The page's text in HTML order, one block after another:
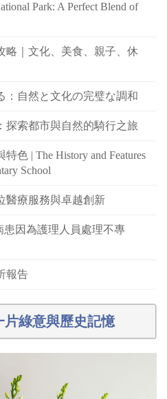
Park: A Perfect Blend of
略｜文化、美食、親子、休
：自然と文化の完璧な調和
探索都市與自然的騎行之旅
色 | The History and Features
School
醫療服務與卓越創新
患因為護理人員處理不專
報告
綠意與歷史記憶